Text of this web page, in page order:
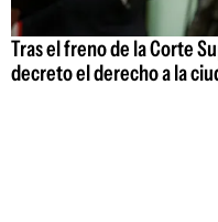
Tras el freno de la Corte
decreto el derecho a la